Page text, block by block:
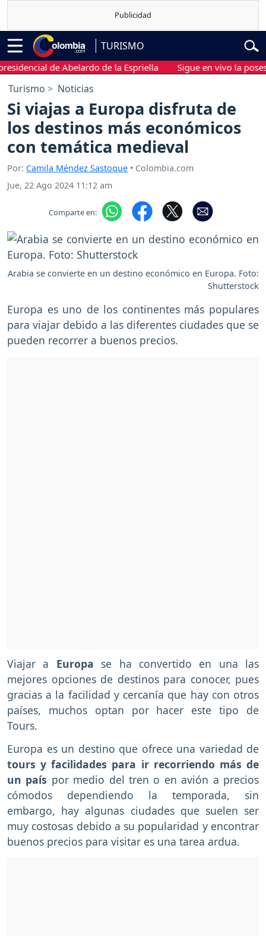
TURISMO
de Abelardo de la Espriella Sigue en vivo la posesión
Turismo Noticias
Si viajas a Europa disfruta de
los destinos más económicos
con temática medieval
Por: Camila Méndez Sastoque • Colombia.com
Jue, 22 Ago 2024 11:12 am
Comparte en:
Arabia se convierte en un destino económico en Europa. Foto:
Shutterstock
Europa es uno de los continentes más populares
para viajar debido a las diferentes ciudades que se
pueden recorrer a buenos precios.
Viajar a Europa se ha convertido en una las
mejores opciones de destinos para conocer, pues
gracias a la facilidad y cercanía que hay con otros
países, muchos optan por hacer este tipo de
Tours.
Europa es un destino que ofrece una variedad de
tours y facilidades para ir recorriendo más de
un país por medio del tren o en avión a precios
cómodos dependiendo la temporada, sin
embargo, hay algunas ciudades que suelen ser
muy costosas debido a su popularidad y encontrar
buenos precios para visitar es una tarea ardua.